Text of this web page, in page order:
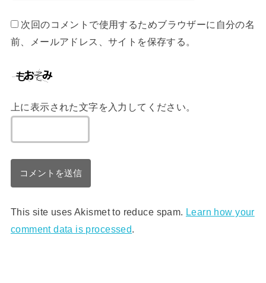
次回のコメントで使用するためブラウザーに自分の名
前、メールアドレス、サイトを保存する。
上に表示された文字を入力してください。
This site uses Akismet to reduce spam. Learn how your
comment data is processed.